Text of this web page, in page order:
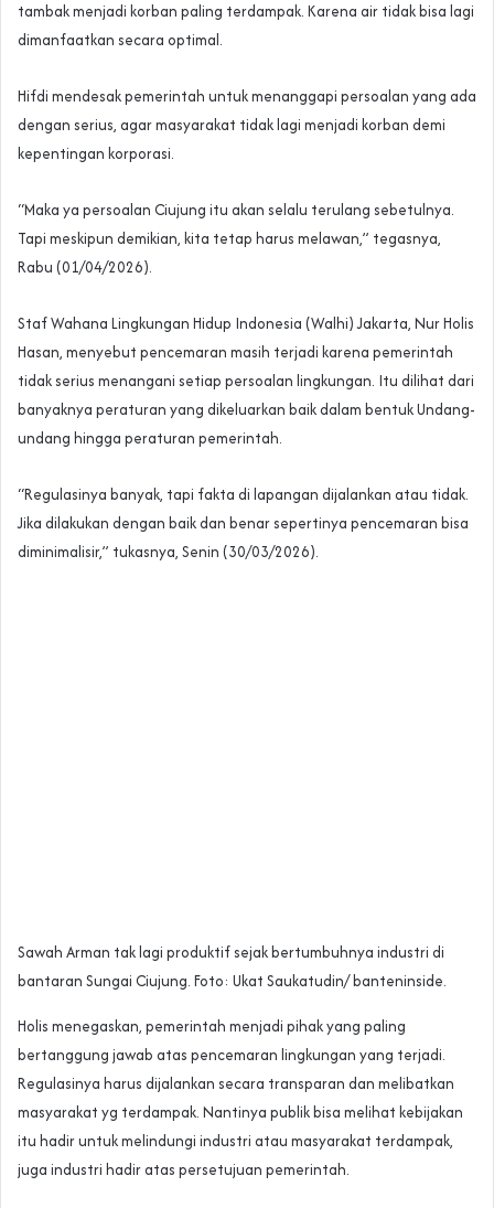
tambak menjadi korban paling terdampak. Karena air tidak bisa lagi
dimanfaatkan secara optimal.
Hifdi mendesak pemerintah untuk menanggapi persoalan yang ada
dengan serius, agar masyarakat tidak lagi menjadi korban demi
kepentingan korporasi.
“Maka ya persoalan Ciujung itu akan selalu terulang sebetulnya.
Tapi meskipun demikian, kita tetap harus melawan,” tegasnya,
Rabu (01/04/2026).
Staf Wahana Lingkungan Hidup Indonesia (Walhi) Jakarta, Nur Holis
Hasan, menyebut pencemaran masih terjadi karena pemerintah
tidak serius menangani setiap persoalan lingkungan. Itu dilihat dari
banyaknya peraturan yang dikeluarkan baik dalam bentuk Undang-
undang hingga peraturan pemerintah.
“Regulasinya banyak, tapi fakta di lapangan dijalankan atau tidak.
Jika dilakukan dengan baik dan benar sepertinya pencemaran bisa
diminimalisir,” tukasnya, Senin (30/03/2026).
Sawah Arman tak lagi produktif sejak bertumbuhnya industri di
bantaran Sungai Ciujung. Foto: Ukat Saukatudin/ banteninside.
Holis menegaskan, pemerintah menjadi pihak yang paling
bertanggung jawab atas pencemaran lingkungan yang terjadi.
Regulasinya harus dijalankan secara transparan dan melibatkan
masyarakat yg terdampak. Nantinya publik bisa melihat kebijakan
itu hadir untuk melindungi industri atau masyarakat terdampak,
juga industri hadir atas persetujuan pemerintah.